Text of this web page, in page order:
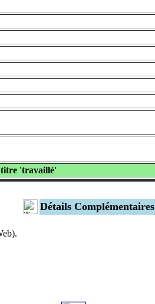
titre 'travaillé'
Détails Complémentaires